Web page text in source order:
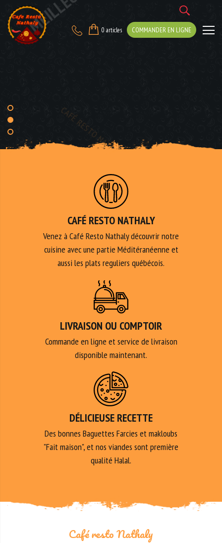
Café
Resto
à
Montréal
0 articles COMMANDER EN LIGNE
CAFÉ RESTO NATHALY
Venez à Café Resto Nathaly découvrir notre
cuisine avec une partie Méditéranéenne et
aussi les plats reguliers québécois.
LIVRAISON OU COMPTOIR
Commande en ligne et service de livraison
disponible maintenant.
DÉLICIEUSE RECETTE
Des bonnes Baguettes Farcies et makloubs
"Fait maison", et nos viandes sont première
qualité Halal.
Café resto Nathaly